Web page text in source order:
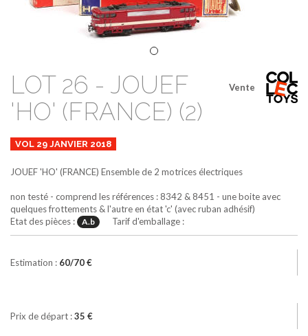
Vente
LOT 26 - JOUEF
'HO' (FRANCE) (2)
VOL 29 JANVIER 2018
JOUEF 'HO' (FRANCE) Ensemble de 2 motrices électriques
non testé - comprend les références : 8342 & 8451 - une boite avec
quelques frottements & l'autre en état 'c' (avec ruban adhésif)
Etat des pièces :
A.b Tarif d'emballage :
Estimation : 60/70 €
Prix de départ :35 €